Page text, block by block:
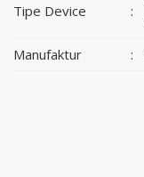
Tipe Device :
Manufaktur
: